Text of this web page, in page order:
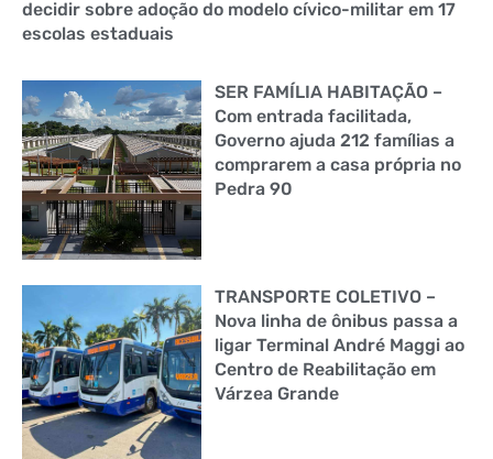
decidir sobre adoção do modelo cívico-militar em 17
escolas estaduais
SER FAMÍLIA HABITAÇÃO –
Com entrada facilitada,
Governo ajuda 212 famílias a
comprarem a casa própria no
Pedra 90
TRANSPORTE COLETIVO –
Nova linha de ônibus passa a
ligar Terminal André Maggi ao
Centro de Reabilitação em
Várzea Grande